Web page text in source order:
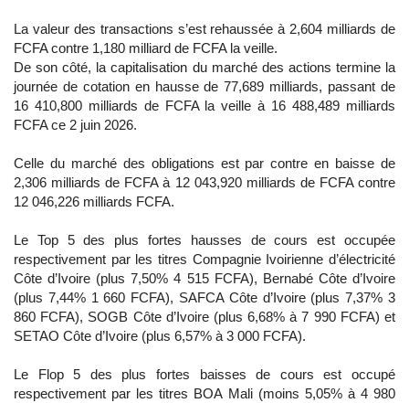
La valeur des transactions s’est rehaussée à 2,604 milliards de
FCFA contre 1,180 milliard de FCFA la veille.
De son côté, la capitalisation du marché des actions termine la
journée de cotation en hausse de 77,689 milliards, passant de
16 410,800 milliards de FCFA la veille à 16 488,489 milliards
FCFA ce 2 juin 2026.
Celle du marché des obligations est par contre en baisse de
2,306 milliards de FCFA à 12 043,920 milliards de FCFA contre
12 046,226 milliards FCFA.
Le Top 5 des plus fortes hausses de cours est occupée
respectivement par les titres Compagnie Ivoirienne d’électricité
Côte d’Ivoire (plus 7,50% 4 515 FCFA), Bernabé Côte d’Ivoire
(plus 7,44% 1 660 FCFA), SAFCA Côte d’Ivoire (plus 7,37% 3
860 FCFA), SOGB Côte d’Ivoire (plus 6,68% à 7 990 FCFA) et
SETAO Côte d’Ivoire (plus 6,57% à 3 000 FCFA).
Le Flop 5 des plus fortes baisses de cours est occupé
respectivement par les titres BOA Mali (moins 5,05% à 4 980